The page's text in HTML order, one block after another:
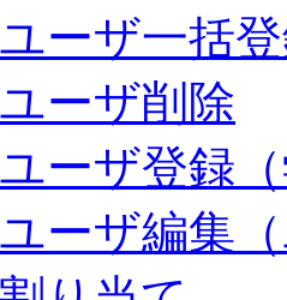
ユーザ一括
ユーザ削除
ユーザ登録
ユーザ編集